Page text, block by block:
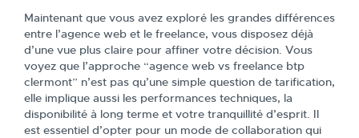
Maintenant que vous avez exploré les grandes différences
entre l’agence web et le freelance, vous disposez déjà
d’une vue plus claire pour affiner votre décision. Vous
voyez que l’approche “agence web vs freelance btp
clermont” n’est pas qu’une simple question de tarification,
elle implique aussi les performances techniques, la
disponibilité à long terme et votre tranquillité d’esprit. Il
est essentiel d’opter pour un mode de collaboration qui